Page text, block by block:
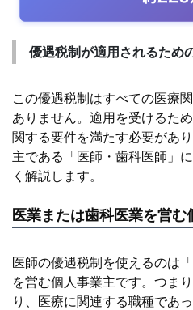
優遇税制が適用されるため
この優遇税制はすべての医療
ありません。適用を受けるた
関する要件を満たす必要があ
主である「医師・歯科医師」
く解説します。
医業または歯科医業を営む
医師の優遇税制を使えるのは
を営む個人事業主です。つま
り、医療に関連する職種であ